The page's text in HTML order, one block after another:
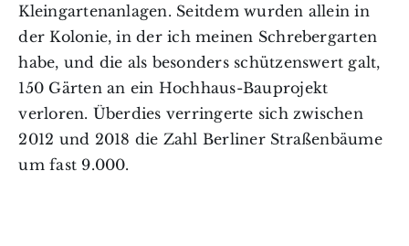
Kleingartenanlagen. Seitdem wurden allein in
der Kolonie, in der ich meinen Schrebergarten
habe, und die als besonders schützenswert galt,
150 Gärten an ein Hochhaus-Bauprojekt
verloren. Überdies verringerte sich zwischen
2012 und 2018 die Zahl Berliner Straßenbäume
um fast 9.000.